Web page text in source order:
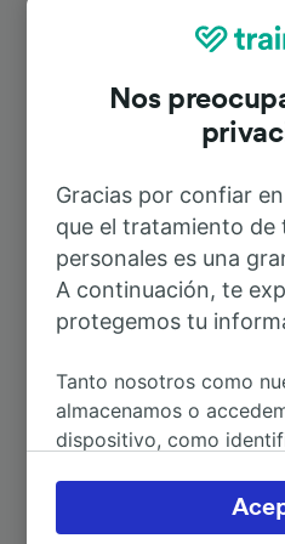
Rutas más
A Bingen (Rhein) Hbf
A Koblenz Hbf
A Koblenz (Coblenza)
Nos
Gracias por confiar
que el tratamiento de
personales es una
A continuación, te
protegemos tu
Tanto nosotros como
almacenamos o
dispositivo, como
Puedes aceptar o
haciendo clic abajo,